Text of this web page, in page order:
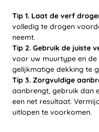
Tip 1. Laat de verf
volledig te drogen
neemt.
Tip 2. Gebruik de juiste
voor uw muurtype en
gelijkmatige dekking te
Tip 3. Zorgvuldige
aanbrengt, gebruik dan
een net resultaat.
uitlopen te voorkomen.